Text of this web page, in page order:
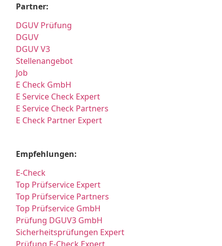
Partner:
DGUV Prüfung
DGUV
DGUV V3
Stellenangebot
Job
E Check GmbH
E Service Check Expert
E Service Check Partners
E Check Partner Expert
Empfehlungen:
E-Check
Top Prüfservice Expert
Top Prüfservice Partners
Top Prüfservice GmbH
Prüfung DGUV3 GmbH
Sicherheitsprüfungen Expert